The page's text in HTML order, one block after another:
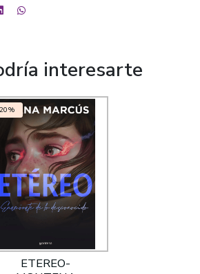
interesarte
ETEREO-